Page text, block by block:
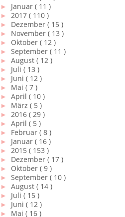
► Januar ( 11 )
► 2017 ( 110 )
► Dezember ( 15 )
► November ( 13 )
► Oktober ( 12 )
► September ( 11 )
► August ( 12 )
► Juli ( 13 )
► Juni ( 12 )
► Mai ( 7 )
► April ( 10 )
► März ( 5 )
► 2016 ( 29 )
► April ( 5 )
► Februar ( 8 )
► Januar ( 16 )
► 2015 ( 153 )
► Dezember ( 17 )
► Oktober ( 9 )
► September ( 10 )
► August ( 14 )
► Juli ( 15 )
► Juni ( 12 )
► Mai ( 16 )